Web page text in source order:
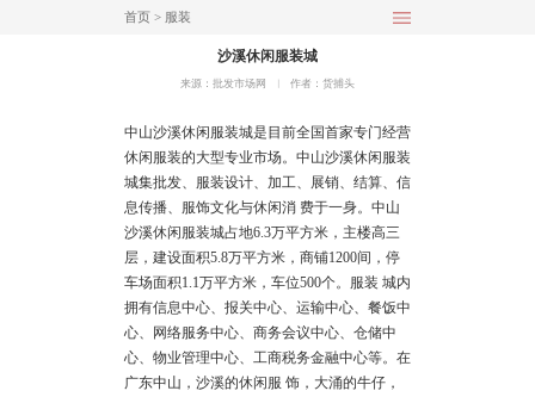
首页> 服装
沙溪休闲服装城
来源：批发市场网 作者：货捕头
中山沙溪休闲服装城是目前全国首家专门经营
休闲服装的大型专业市场。中山沙溪休闲服装
城集批发、服装设计、加工、展销、结算、信
息传播、服饰文化与休闲消 费于一身。中山
沙溪休闲服装城占地6.3万平方米，主楼高三
层，建设面积5.8万平方米，商铺1200间，停
车场面积1.1万平方米，车位500个。服装 城内
拥有信息中心、报关中心、运输中心、餐饭中
心、网络服务中心、商务会议中心、仓储中
心、物业管理中心、工商税务金融中心等。在
广东中山，沙溪的休闲服 饰，大涌的牛仔，